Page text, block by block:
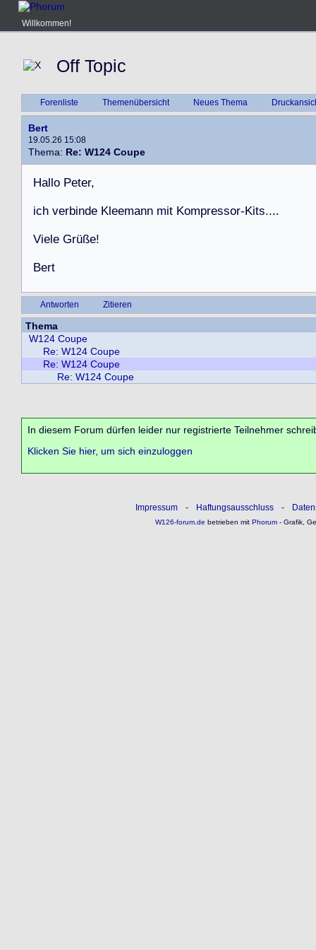
Willkommen!
Off Topic
Forenliste Themenübersicht Neues Thema
Bert
19.05.26 15:08
Thema: Re: W124 Coupe
Hallo Peter,
ich verbinde Kleemann mit Kompressor-Kits....
Viele Grüße!
Bert
Antworten Zitieren
Thema
W124 Coupe
Re: W124 Coupe
Re: W124 Coupe
Re: W124 Coupe
In diesem Forum dürfen leider nur registrierte Teilnehmer
Klicken Sie hier, um sich einzuloggen
Impressum - Haftungsausschluss -
W126-forum.de betrieben mitPhorum- Grafik,